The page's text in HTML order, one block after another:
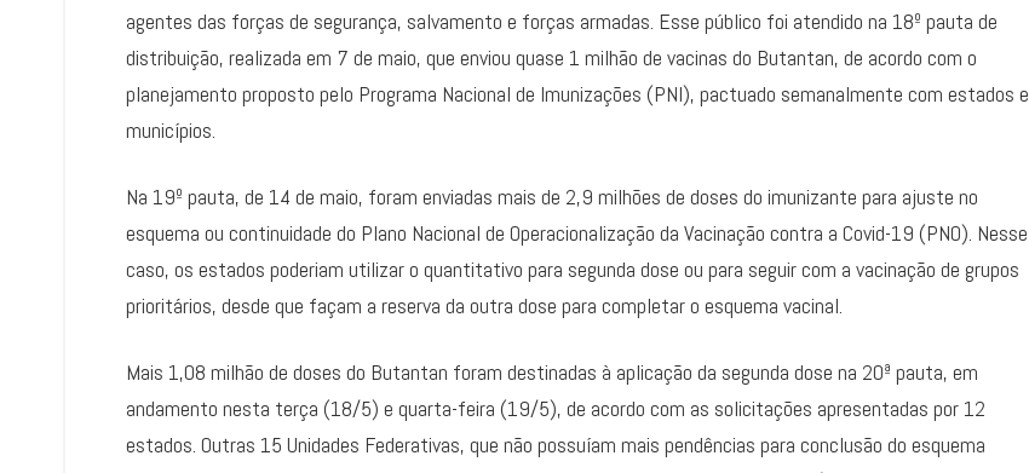
agentes das forças de segurança, salvamento e forças armadas. Esse público foi atendido na 18º pauta de
distribuição, realizada em 7 de maio, que enviou quase 1 milhão de vacinas do Butantan, de acordo com o
planejamento proposto pelo Programa Nacional de Imunizações (PNI), pactuado semanalmente com estados e
municípios.
Na 19º pauta, de 14 de maio, foram enviadas mais de 2,9 milhões de doses do imunizante para ajuste no
esquema ou continuidade do Plano Nacional de Operacionalização da Vacinação contra a Covid-19 (PNO). Nesse
caso, os estados poderiam utilizar o quantitativo para segunda dose ou para seguir com a vacinação de grupos
prioritários, desde que façam a reserva da outra dose para completar o esquema vacinal.
Mais 1,08 milhão de doses do Butantan foram destinadas à aplicação da segunda dose na 20ª pauta, em
andamento nesta terça (18/5) e quarta-feira (19/5), de acordo com as solicitações apresentadas por 12
estados. Outras 15 Unidades Federativas, que não possuíam mais pendências para conclusão do esquema